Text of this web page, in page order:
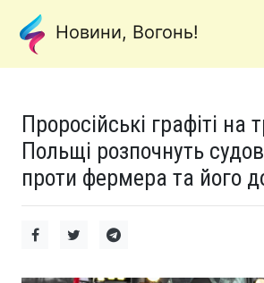
Новини, Вогонь!
Проросійські графіті на
Польщі розпочнуть
проти фермера та його